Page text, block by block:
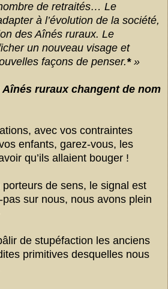
de retraités… Le
à l’évolution de la société,
des Aînés ruraux. Le
un nouveau visage et
façons de penser.*»
ruraux changent de nom
avec vos contraintes
enfants, garez-vous, les
qu’ils allaient bouger !
de sens, le signal est
sur nous, nous avons plein
de stupéfaction les anciens
primitives desquelles nous